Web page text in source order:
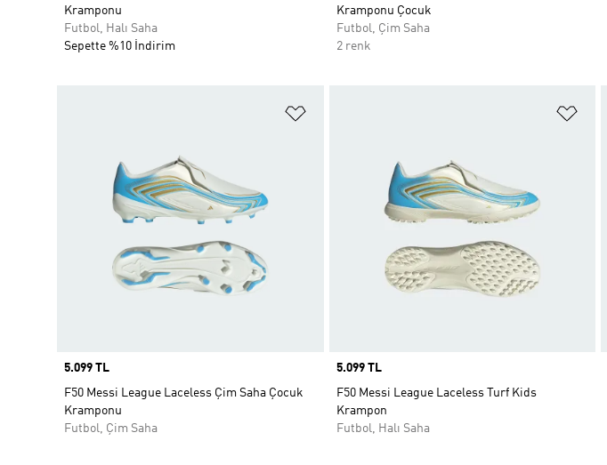
Kramponu
Futbol, Halı Saha
Sepette %10 İndirim
Kramponu Çocuk
Futbol, Çim Saha
2 renk
Price
5.099 TL
F50 Messi League Laceless Çim Saha Çocuk
Kramponu
Futbol, Çim Saha
Price
5.099 TL
F50 Messi League Laceless Turf Kids
Krampon
Futbol, Halı Saha